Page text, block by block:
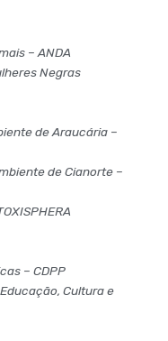
– ANDA
Negras
de Araucária –
de Cianorte –
– CDPP
Cultura e